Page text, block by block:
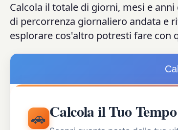
Calcola il totale di giorni, mesi e
di percorrenza giornaliero andata e
esplorare cos'altro potresti fare con
🚗 Calcola il Tuo